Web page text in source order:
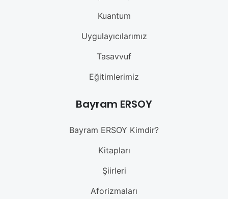
Kuantum
Uygulayıcılarımız
Tasavvuf
Eğitimlerimiz
Bayram ERSOY
Bayram ERSOY Kimdir?
Kitapları
Şiirleri
Aforizmaları